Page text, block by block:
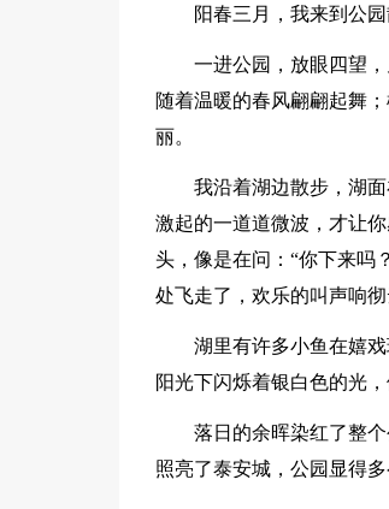
阳春三月，我来到公园
一进公园，放眼四望
随着温暖的春风翩翩起舞
丽。
我沿着湖边散步，湖
激起的一道道微波，才让
头，像是在问：“你下来吗
处飞走了，欢乐的叫声响彻
湖里有许多小鱼在嬉
阳光下闪烁着银白色的光
落日的余晖染红了整
照亮了泰安城，公园显得